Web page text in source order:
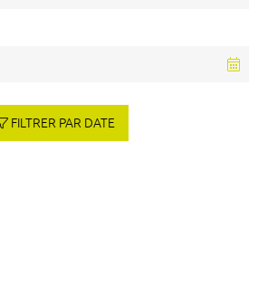
FILTRER PAR DATE